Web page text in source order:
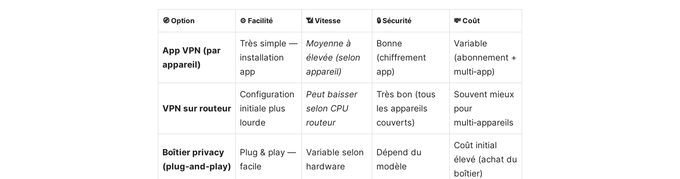
🧭 Option ⚙️ Facilité 📶 Vitesse 🔒 Sécurité 💸 Coût
App VPN (par
appareil)
Très simple —
installation
app
Moyenne à
élevée (selon
appareil)
Bonne
(chiffrement
app)
Variable
(abonnement +
multi‑app)
VPN sur routeur
Configuration
initiale plus
lourde
Peut baisser
selon CPU
routeur
Très bon (tous
les appareils
couverts)
Souvent mieux
pour
multi‑appareils
Boîtier privacy
(plug‑and‑play)
Plug & play —
facile
Variable selon
hardware
Dépend du
modèle
Coût initial
élevé (achat du
boîtier)